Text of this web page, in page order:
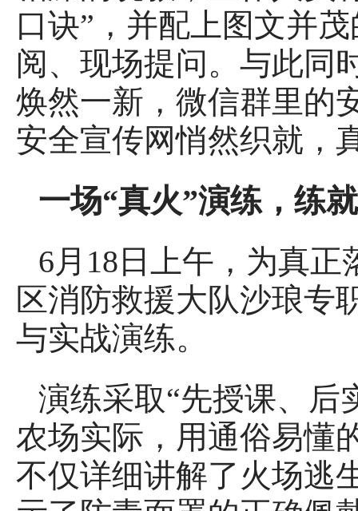
口诀”，并配上图文并
阅、现场提问。与此同
焕然一新，微信群里的
安全宣传网悄然织就，
一场“真火”演练，练
6月18日上午，为真正
区消防救援大队沙琅专
与实战演练。
演练采取“先授课、后
农场实际，用通俗易懂
不仅详细讲解了火场逃